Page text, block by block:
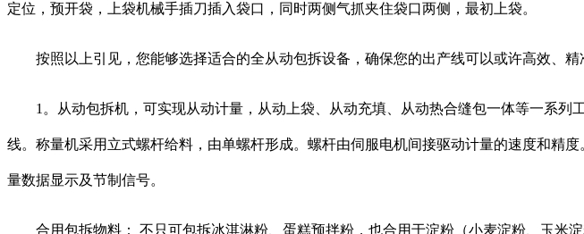
定位，预开袋，上袋机械手插刀插入袋口，同时两侧气抓夹住袋口两侧，最初上袋。
按照以上引见，您能够选择适合的全从动包拆设备，确保您的出产线可以或许高效、精
1。从动包拆机，可实现从动计量，从动上袋、从动充填、从动热合缝包一体等一系列
线。称量机采用立式螺杆给料，由单螺杆形成。螺杆由伺服电机间接驱动计量的速度和精
量数据显示及节制信号。
合用包拆物料： 不只可包拆冰淇淋粉、蛋糕预拌粉，也合用于淀粉（小麦淀粉、玉米